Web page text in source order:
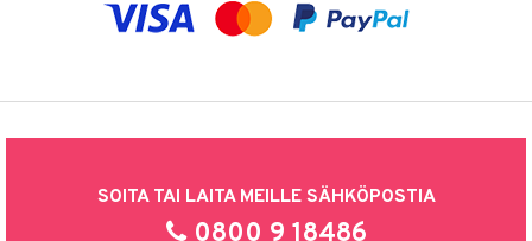
SOITA TAI LAITA MEILLE SÄHKÖPOSTIA
0800 9 18486